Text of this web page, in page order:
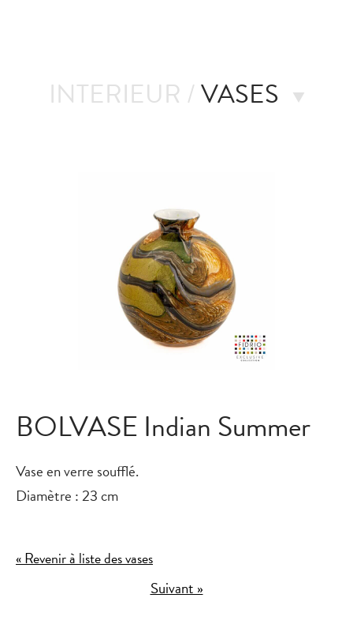
INTERIEUR /VASES
BOLVASE Indian Summer
Vase en verre soufflé.
Diamètre : 23 cm
« Revenir à liste des vases
Suivant »